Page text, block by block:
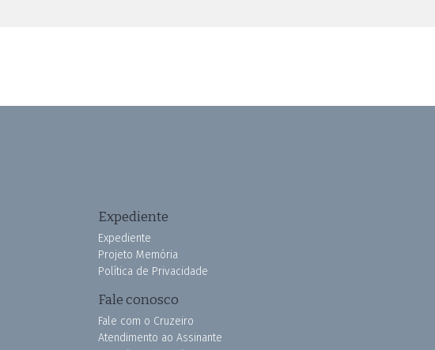
Expediente
Expediente
Projeto Memória
Política de Privacidade
Fale conosco
Fale com o Cruzeiro
Atendimento ao Assinante